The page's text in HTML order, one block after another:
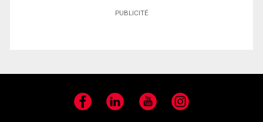
PUBLICITÉ
Facebook LinkedIn YouTube Instagram